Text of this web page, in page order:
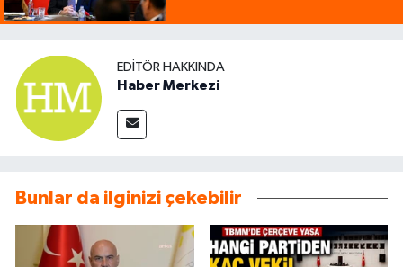
EDITÖR HAKKINDA
Haber Merkezi
Bunlar da ilginizi çekebilir